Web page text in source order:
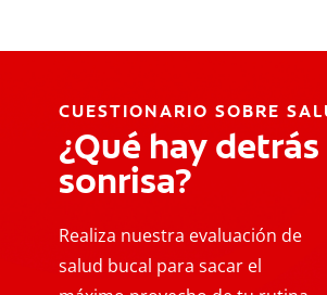
CUESTIONARIO SOBRE
¿Qué hay
sonrisa?
Realiza nuestra evaluación de
salud bucal para sacar el